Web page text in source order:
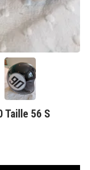
Taille 56 S